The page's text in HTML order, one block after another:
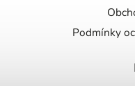
Podmínky